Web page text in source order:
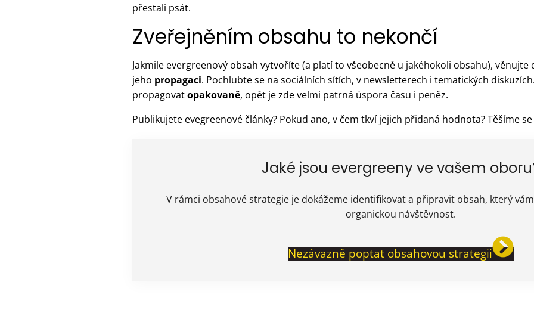
přestali psát.
Zveřejněním obsahu to nekončí
Jakmile evergreenový obsah vytvoříte (a platí to všeobecně u jakéhokoli obsahu), věnujte
jeho propagaci. Pochlubte se na sociálních sítích, v newsletterech i tematických
propagovatopakovaně, opět je zde velmi patrná úspora času i peněz.
Publikujete evegreenové články? Pokud ano, v čem tkví jejich přidaná hodnota? Těšíme
Jaké jsou evergreeny ve vašem
V rámci obsahové strategie je dokážeme identifikovat a připravit obsah, který
organickou návštěvnost.
Nezávazně poptat obsahovou strategii